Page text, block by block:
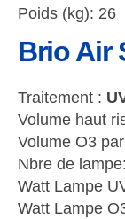
Poids (kg): 26
Brio Air
Traitement :
Volume haut
Volume O3
Nbre de
Watt Lampe
Watt Lampe